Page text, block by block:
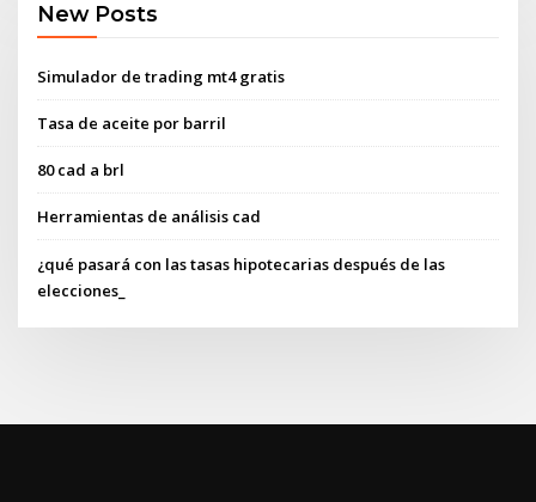
New Posts
Simulador de trading mt4 gratis
Tasa de aceite por barril
80 cad a brl
Herramientas de análisis cad
¿qué pasará con las tasas hipotecarias después de las
elecciones_